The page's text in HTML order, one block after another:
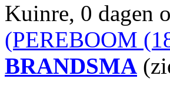
Kuinre, 0 dagen
(PEREBOOM
BRANDSMA